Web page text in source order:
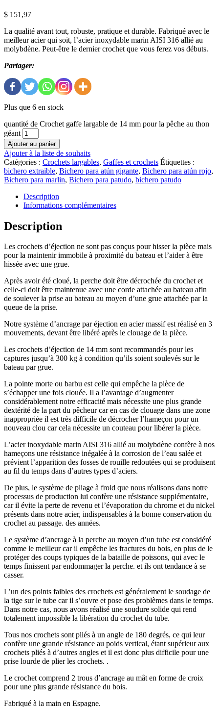
$ 151,97
La qualité avant tout, robuste, pratique et durable. Fabriqué avec le
meilleur acier qui soit, l’acier inoxydable marin AISI 316 allié au
molybdène. Peut-être le dernier crochet que vous ferez vos débuts.
Partager:
Plus que 6 en stock
quantité de Crochet gaffe largable de 14 mm pour la pêche au thon
géant
Ajouter au panier
Ajouter à la liste de souhaits
Catégories : Crochets largables, Gaffes et crochets Étiquettes :
bichero extraible, Bichero para atún gigante, Bichero para atún rojo,
Bichero para marlin, Bichero para patudo, bichero patudo
Description
Informations complémentaires
Description
Les crochets d’éjection ne sont pas conçus pour hisser la pièce mais
pour la maintenir immobile à proximité du bateau et l’aider à être
hissée avec une grue.
Après avoir été cloué, la perche doit être décrochée du crochet et
celle-ci doit être maintenue avec une corde attachée au bateau afin
de soulever la prise au bateau au moyen d’une grue attachée par la
queue de la prise.
Notre système d’ancrage par éjection en acier massif est réalisé en 3
mouvements, devant être libéré après le clouage de la pièce.
Les crochets d’éjection de 14 mm sont recommandés pour les
captures jusqu’à 300 kg à condition qu’ils soient soulevés sur le
bateau par grue.
La pointe morte ou barbu est celle qui empêche la pièce de
s’échapper une fois clouée. Il a l’avantage d’augmenter
considérablement notre efficacité mais nécessite une plus grande
dextérité de la part du pêcheur car en cas de clouage dans une zone
inappropriée il est très difficile de décrocher l’hameçon pour un
nouveau clou car cela nécessite un couteau pour libérer la pièce.
L’acier inoxydable marin AISI 316 allié au molybdène confère à nos
hameçons une résistance inégalée à la corrosion de l’eau salée et
prévient l’apparition des fosses de rouille redoutées qui se produisent
au fil du temps dans d’autres types d’aciers.
De plus, le système de pliage à froid que nous réalisons dans notre
processus de production lui confère une résistance supplémentaire,
car il évite la perte de revenu et l’évaporation du chrome et du nickel
présents dans notre acier, indispensables à la bonne conservation du
crochet au passage. des années.
Le système d’ancrage à la perche au moyen d’un tube est considéré
comme le meilleur car il empêche les fractures du bois, en plus de le
protéger des coups typiques de la bataille de poissons, qui avec le
temps finissent par endommager la perche. et ils ont tendance à se
casser.
L’un des points faibles des crochets est généralement le soudage de
la tige sur le tube car il s’ouvre et pose des problèmes dans le temps.
Dans notre cas, nous avons réalisé une soudure solide qui rend
totalement impossible la libération du crochet du tube.
Tous nos crochets sont pliés à un angle de 180 degrés, ce qui leur
confère une grande résistance au poids vertical, étant supérieur aux
crochets pliés à d’autres angles et il est donc plus difficile pour une
prise lourde de plier les crochets. .
Le crochet comprend 2 trous d’ancrage au mât en forme de croix
pour une plus grande résistance du bois.
Fabriqué à la main en Espagne.